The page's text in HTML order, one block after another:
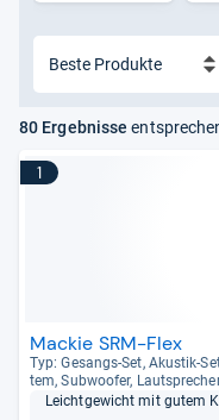
80 Ergebnisse
1
Mackie SRM-Flex
Typ: Gesangs-​Set, Akus­tik-​
tem, Sub­woofer,
Leicht­ge­wicht mit gutem